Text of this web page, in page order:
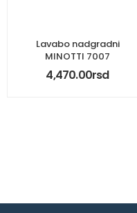
Lavabo nadgradni
MINOTTI 7007
4,470.00rsd